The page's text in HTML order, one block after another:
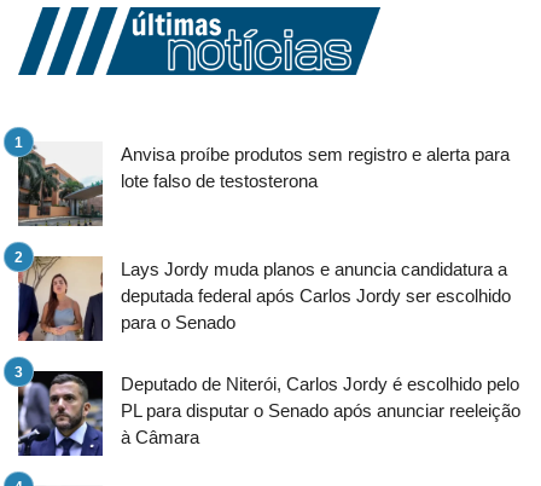
Anvisa proíbe produtos sem registro e alerta para
lote falso de testosterona
Lays Jordy muda planos e anuncia candidatura a
deputada federal após Carlos Jordy ser escolhido
para o Senado
Deputado de Niterói, Carlos Jordy é escolhido pelo
PL para disputar o Senado após anunciar reeleição
à Câmara